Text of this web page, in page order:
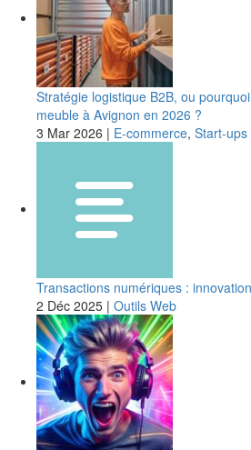
Stratégie logistique B2B, ou
meuble à Avignon en 2026 ?
3 Mar 2026 | E-commerce, Start-ups
Transactions numériques :
2 Déc 2025 | Outils Web